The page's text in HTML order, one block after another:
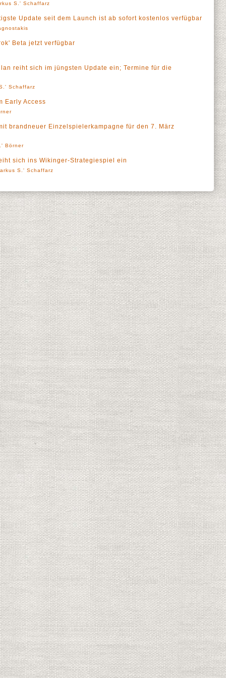
S.' Schaffarz
Update seit dem Launch ist ab sofort kostenlos verfügbar
Beta jetzt verfügbar
reiht sich im jüngsten Update ein; Termine für die
Schaffarz
Early Access
brandneuer Einzelspielerkampagne für den 7. März
Börner
sich ins Wikinger-Strategiespiel ein
S.' Schaffarz